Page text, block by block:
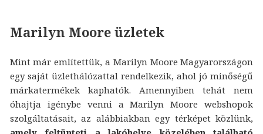
Marilyn Moore üzletek
Mint már említettük, a Marilyn Moore Magyarországon
egy saját üzlethálózattal rendelkezik, ahol jó minőségű
márkatermékek kaphatók. Amennyiben tehát nem
óhajtja igénybe venni a Marilyn Moore webshopok
szolgáltatásait, az alábbiakban egy térképet közlünk,